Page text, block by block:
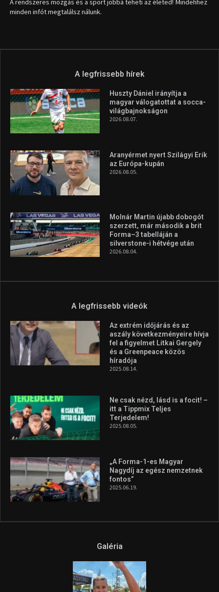
A rendszeres mozgás és a sport jobbá teheti az életed! Mindehhez
minden infót megtalálsz nálunk.
A legfrissebb hírek
Huszty Dániel irányítja a
magyar válogatottat a socca-
világbajnokságon
2026.08.07.
Aranyérmet nyert Szilágyi Erik
az Európa-kupán
2026.08.05.
Molnár Martin újabb dobogót
szerzett, már második a brit
Forma–3 tabelláján a
silverstone-i hétvége után
2026.08.04.
A legfrissebb videók
Az extrém időjárás és az
aszály következményeire hívja
fel a figyelmet Litkai Gergely
és a Greenpeace közös
híradója
2025.08.14.
Ne csak nézd, lásd is a focit! –
itt a Tippmix Teljes
Terjedelem!
2025.08.05.
„A Forma-1-es Magyar
Nagydíj az egész nemzetnek
fontos”
2025.06.19.
Galéria